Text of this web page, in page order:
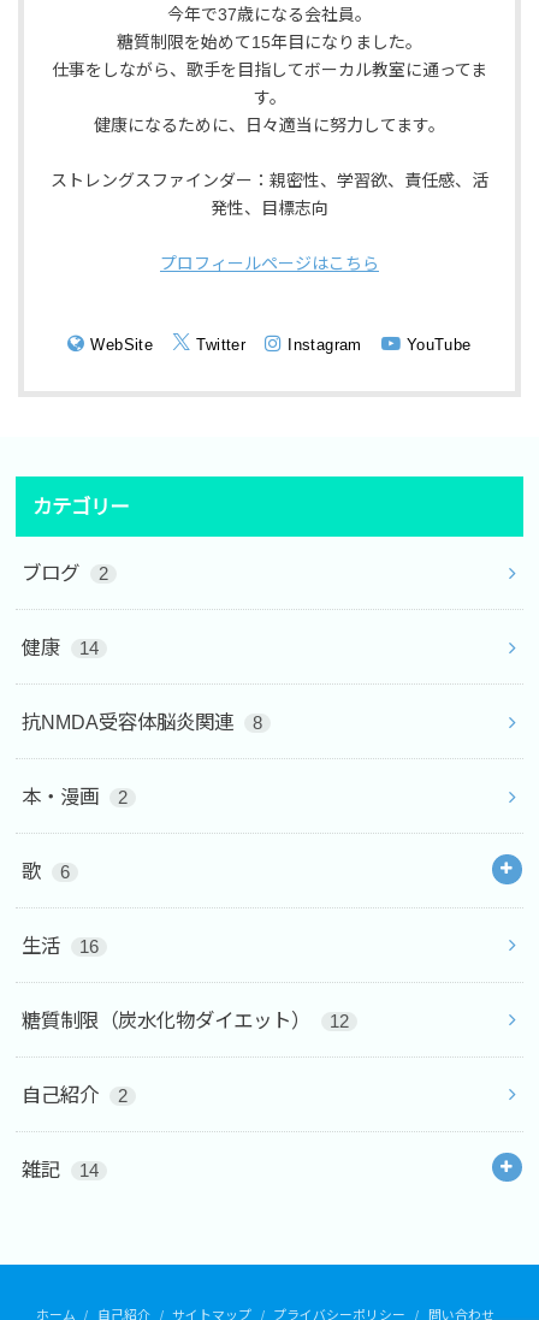
今年で37歳になる会社員。
糖質制限を始めて15年目になりました。
仕事をしながら、歌手を目指してボーカル教室に通ってま
す。
健康になるために、日々適当に努力してます。
ストレングスファインダー：親密性、学習欲、責任感、活
発性、目標志向
プロフィールページはこちら
WebSite Twitter Instagram YouTube
カテゴリー
ブログ 2
健康 14
抗NMDA受容体脳炎関連 8
本・漫画 2
歌 6
生活 16
糖質制限（炭水化物ダイエット） 12
自己紹介 2
雑記 14
ホーム 自己紹介 サイトマップ プライバシーポリシー 問い合わせ